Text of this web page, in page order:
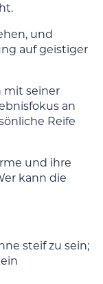
und
auf geistiger
mit seiner
an
Reife
und ihre
kann die
steif zu sein;